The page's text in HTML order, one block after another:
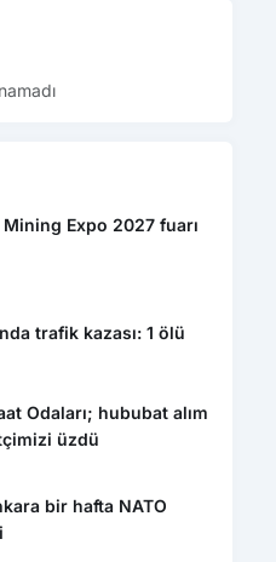
Expo 2027 fuarı
trafik kazası: 1 ölü
Odaları; hububat alım
üzdü
bir hafta NATO